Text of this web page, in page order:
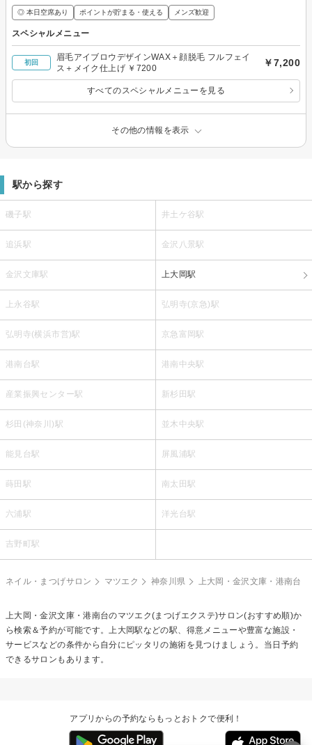
◎ 本日空席あり ポイントが貯まる・使える メンズ歓迎
スペシャルメニュー
初回
眉毛アイブロウデザインWAX＋顔脱毛 フルフェイ
ス＋メイク仕上げ ￥7200
￥7,200
すべてのスペシャルメニューを見る
その他の情報を表示
駅から探す
磯子駅 井土ケ谷駅
追浜駅 金沢八景駅
金沢文庫駅 上大岡駅
上永谷駅 弘明寺(京急)駅
弘明寺(横浜市営)駅 京急富岡駅
港南台駅 港南中央駅
産業振興センター駅 新杉田駅
杉田(神奈川)駅 並木中央駅
能見台駅 屏風浦駅
蒔田駅 南太田駅
六浦駅 洋光台駅
吉野町駅
ネイル・まつげサロン マツエク 神奈川県 上大岡・金沢文庫・港南台
上大岡・金沢文庫・港南台のマツエク(まつげエクステ)サロン(おすすめ順)か
ら検索＆予約が可能です。上大岡駅などの駅、得意メニューや豊富な施設・
サービスなどの条件から自分にピッタリの施術を見つけましょう。当日予約
できるサロンもあります。
アプリからの予約ならもっとおトクで便利！